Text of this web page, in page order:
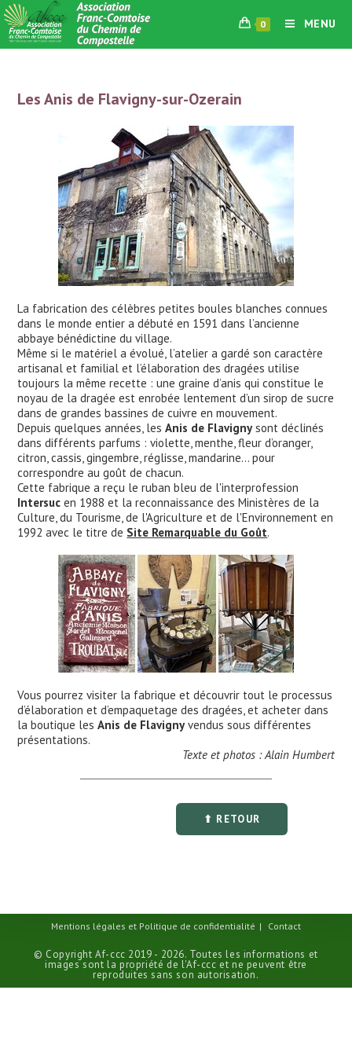
Skip
to
content
0 MENU
Les Anis de Flavigny-sur-Ozerain
La fabrication des célèbres petites boules blanches connues
dans le monde entier a débuté en 1591 dans l’ancienne
abbaye bénédictine du village.
Même si le matériel a évolué, l’atelier a gardé son caractère
artisanal et familial et l’élaboration des dragées utilise
toujours la même recette : une graine d’anis qui constitue le
noyau de la dragée est enrobée lentement d’un sirop de sucre
dans de grandes bassines de cuivre en mouvement.
Depuis quelques années, lesAnis de Flavignysont déclinés
dans différents parfums : violette, menthe, fleur d’oranger,
citron, cassis, gingembre, réglisse, mandarine… pour
correspondre au goût de chacun.
Cette fabrique a reçu le ruban bleu de l'interprofession
Intersuc en 1988 et la reconnaissance des Ministères de la
Culture, du Tourisme, de l'Agriculture et de l'Environnement en
1992 avec le titre de Site Remarquable du Goût.
Vous pourrez visiter la fabrique et découvrir tout le processus
d’élaboration et d’empaquetage des dragées, et acheter dans
la boutique lesAnis de Flavignyvendus sous différentes
présentations.
Texte et photos : Alain Humbert
⬆ RETOUR
Mentions légales et Politique de confidentialité Contact
© Copyright Af-ccc 2019 - 2026. Toutes les informations et
images sont la propriété de l'Af-ccc et ne peuvent être
reproduites sans son autorisation.